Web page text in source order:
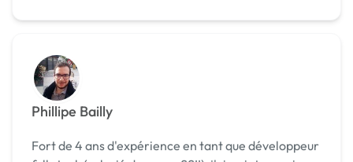
Phillipe Bailly
Fort de 4 ans d'expérience en tant que développeur